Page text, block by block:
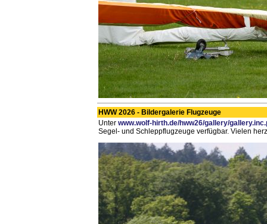
HWW 2026 - Bildergalerie Flugzeuge
Unter www.wolf-hirth.de/hww26/gallery/
Segel- und Schleppflugzeuge verfügbar. Vielen